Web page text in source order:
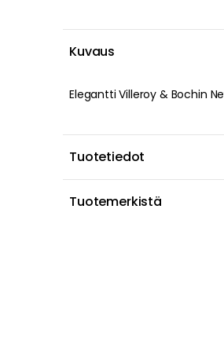
Kuvaus
Elegantti Villeroy & Bochin
Tuotetiedot
Tuotemerkistä